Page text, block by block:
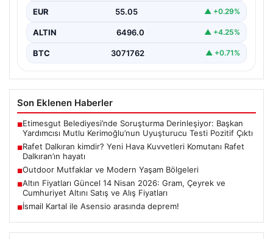
EUR 55.05 ▲ +0.29%
ALTIN 6496.0 ▲ +4.25%
BTC 3071762 ▲ +0.71%
Son Eklenen Haberler
■Etimesgut Belediyesi’nde Soruşturma Derinleşiyor: Başkan
Yardımcısı Mutlu Kerimoğlu’nun Uyuşturucu Testi Pozitif Çıktı
■Rafet Dalkıran kimdir? Yeni Hava Kuvvetleri Komutanı Rafet
Dalkıran’ın hayatı
■Outdoor Mutfaklar ve Modern Yaşam Bölgeleri
■Altın Fiyatları Güncel 14 Nisan 2026: Gram, Çeyrek ve
Cumhuriyet Altını Satış ve Alış Fiyatları
■İsmail Kartal ile Asensio arasında deprem!